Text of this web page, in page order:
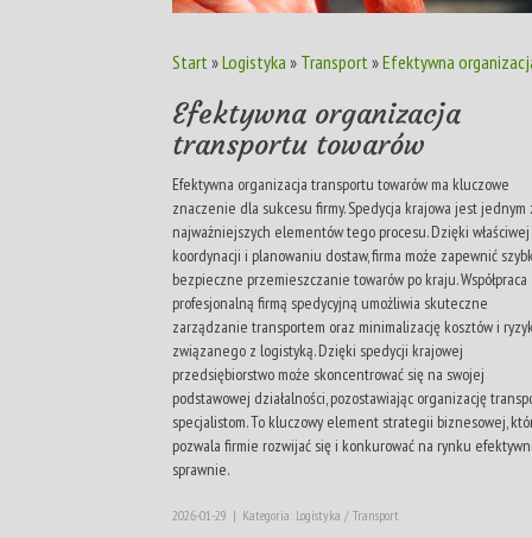
Start »Logistyka » Transport »Efektywna
Efektywna organizacja
transportu towarów
Efektywna organizacja transportu towarów ma kluczowe
znaczenie dla sukcesu firmy. Spedycja krajowa jest jednym
najważniejszych elementów tego procesu. Dzięki właściwej
koordynacji i planowaniu dostaw, firma może zapewnić
bezpieczne przemieszczanie towarów po kraju. Współpraca
profesjonalną firmą spedycyjną umożliwia skuteczne
zarządzanie transportem oraz minimalizację kosztów i
związanego z logistyką. Dzięki spedycji krajowej
przedsiębiorstwo może skoncentrować się na swojej
podstawowej działalności, pozostawiając organizację
specjalistom. To kluczowy element strategii biznesowej,
pozwala firmie rozwijać się i konkurować na rynku
sprawnie.
2026-01-29 | Kategoria: Logistyka / Transport